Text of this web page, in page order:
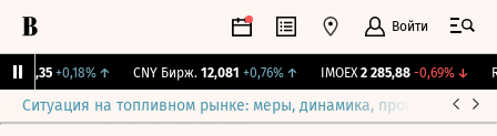
Войти
115,35 +0,18%↑ CNY Бирж. 12,081 +0,76%↑ IMOEX 2 285,88 -0,69%↓
Ситуация на топливном рынке: меры, динамика, прогнозы